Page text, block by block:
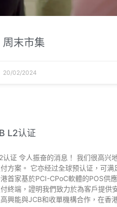
周末市集
20/02/2024
L2认证
认证 令人振奋的消息！ 我们很高
方案。 它亦经过全球预认证，可
首家基於PCI-CPoC軟體的POS供
終端，證明我們致力於為客戶提
興能與JCB和收單機構合作，在香